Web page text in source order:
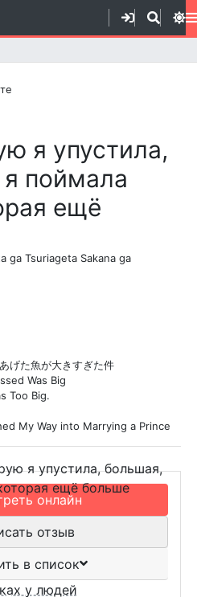
я упустила,
поймала
ещё
ga Tsuriageta Sakana ga
げた魚が大きすぎた件
Was Big
Too Big.
My Way into Marrying a Prince
онлайн
отзыв
в список
у людей